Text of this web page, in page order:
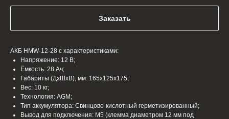
Заказать
АКБ HMW-12-28 с характеристиками:
Напряжение: 12 В;
Ёмкость: 28 Ач;
Габариты (ДхШхВ), мм: 165x125x175;
Вес: 10 кг;
Технология: AGM;
Тип аккумулятора: Cвинцово-кислотный герметизированный;
Вывод для подключения: M5 (клемма диаметром 12 мм под